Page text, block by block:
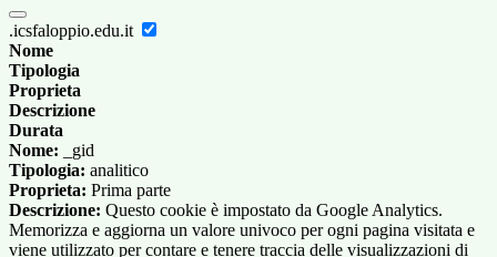
.icsfaloppio.edu.it
Nome
Tipologia
Proprieta
Descrizione
Durata
Nome: _gid
Tipologia: analitico
Proprieta: Prima parte
Descrizione: Questo cookie è impostato da Google Analytics.
Memorizza e aggiorna un valore univoco per ogni pagina visitata e
viene utilizzato per contare e tenere traccia delle visualizzazioni di